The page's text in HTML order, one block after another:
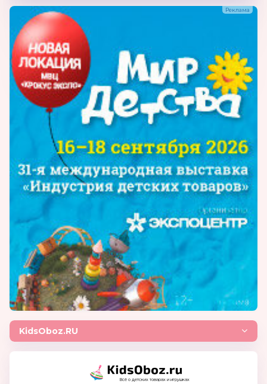
KidsOboz.RU
Всё о детских товарах и игрушках